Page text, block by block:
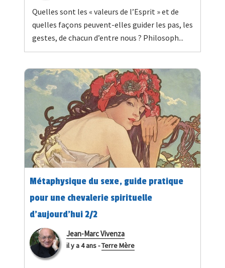
Quelles sont les « valeurs de l’Esprit » et de
quelles façons peuvent-elles guider les pas, les
gestes, de chacun d’entre nous ? Philosoph...
Métaphysique du sexe, guide pratique
pour une chevalerie spirituelle
d’aujourd’hui 2/2
Jean-Marc Vivenza
il y a 4 ans-Terre Mère